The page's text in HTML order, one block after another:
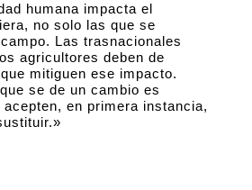
humana impacta el
no solo las que se
Las trasnacionales
agricultores deben de
mitiguen ese impacto.
se de un cambio es
en primera instancia,